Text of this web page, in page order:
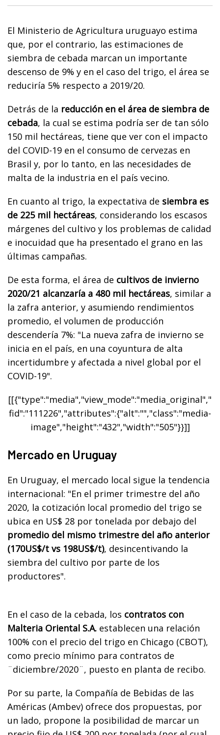
El Ministerio de Agricultura uruguayo estima
que, por el contrario, las estimaciones de
siembra de cebada marcan un importante
descenso de 9% y en el caso del trigo, el área se
reduciría 5% respecto a 2019/20.
Detrás de la reducción en el área de siembra de
cebada, la cual se estima podría ser de tan sólo
150 mil hectáreas, tiene que ver con el impacto
del COVID-19 en el consumo de cervezas en
Brasil y, por lo tanto, en las necesidades de
malta de la industria en el país vecino.
En cuanto al trigo, la expectativa de siembra es
de 225 mil hectáreas, considerando los escasos
márgenes del cultivo y los problemas de calidad
e inocuidad que ha presentado el grano en las
últimas campañas.
De esta forma, el área de cultivos de invierno
2020/21 alcanzaría a 480 mil hectáreas, similar a
la zafra anterior, y asumiendo rendimientos
promedio, el volumen de producción
descendería 7%: "La nueva zafra de invierno se
inicia en el país, en una coyuntura de alta
incertidumbre y afectada a nivel global por el
COVID-19".
[[{"type":"media","view_mode":"media_original","
fid":"111226","attributes":{"alt":"","class":"media-
image","height":"432","width":"505"}}]]
Mercado en Uruguay
En Uruguay, el mercado local sigue la tendencia
internacional: "En el primer trimestre del año
2020, la cotización local promedio del trigo se
ubica en US$ 28 por tonelada por debajo del
promedio del mismo trimestre del año anterior
(170US$/t vs 198US$/t), desincentivando la
siembra del cultivo por parte de los
productores".
En el caso de la cebada, los contratos con
Malteria Oriental S.A. establecen una relación
100% con el precio del trigo en Chicago (CBOT),
como precio mínimo para contratos de
¨diciembre/2020¨, puesto en planta de recibo.
Por su parte, la Compañía de Bebidas de las
Américas (Ambev) ofrece dos propuestas, por
un lado, propone la posibilidad de marcar un